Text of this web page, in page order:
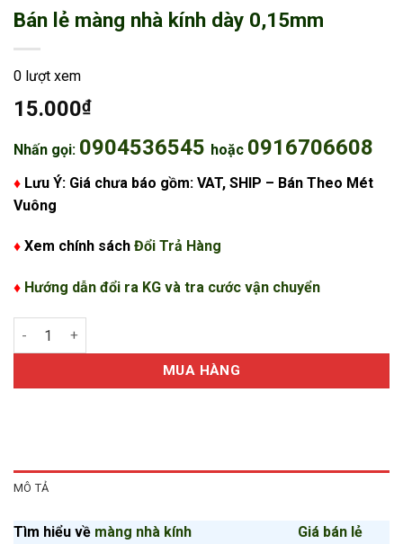
Bán lẻ màng nhà kính dày 0,15mm
0 lượt xem
15.000₫
Nhấn gọi: 0904536545 hoặc 0916706608
♦ Lưu Ý: Giá chưa báo gồm: VAT, SHIP – Bán Theo Mét
Vuông
♦ Xem chính sách Đổi Trả Hàng
♦ Hướng dẫn đổi ra KG và tra cước vận chuyển
Bán lẻ màng nhà kính dày 0,15mm số lượng
MUA HÀNG
MÔ TẢ
Tìm hiểu về màng nhà kính
Giá bán lẻ